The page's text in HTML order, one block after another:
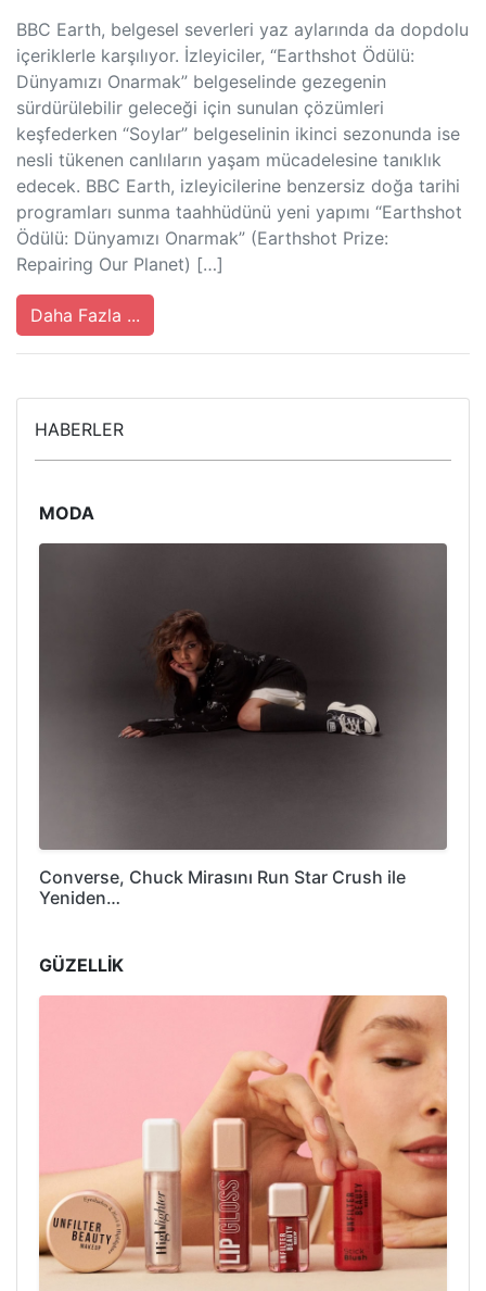
BBC Earth, belgesel severleri yaz aylarında da dopdolu
içeriklerle karşılıyor. İzleyiciler, “Earthshot Ödülü:
Dünyamızı Onarmak” belgeselinde gezegenin
sürdürülebilir geleceği için sunulan çözümleri
keşfederken “Soylar” belgeselinin ikinci sezonunda ise
nesli tükenen canlıların yaşam mücadelesine tanıklık
edecek. BBC Earth, izleyicilerine benzersiz doğa tarihi
programları sunma taahhüdünü yeni yapımı “Earthshot
Ödülü: Dünyamızı Onarmak” (Earthshot Prize:
Repairing Our Planet) […]
Daha Fazla ...
HABERLER
MODA
Converse, Chuck Mirasını Run Star Crush ile
Yeniden…
GÜZELLİK